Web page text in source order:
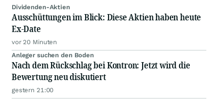
Dividenden-Aktien
Ausschüttungen im Blick: Diese Aktien haben heute
Ex-Date
vor 20 Minuten
Anleger suchen den Boden
Nach dem Rückschlag bei Kontron: Jetzt wird die
Bewertung neu diskutiert
gestern 21:00